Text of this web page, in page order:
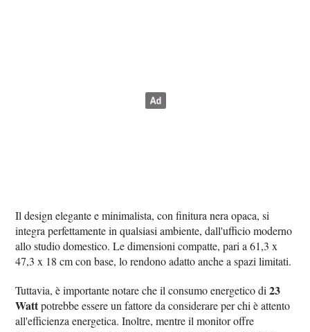
Il design elegante e minimalista, con finitura nera opaca, si
integra perfettamente in qualsiasi ambiente, dall'ufficio moderno
allo studio domestico. Le dimensioni compatte, pari a 61,3 x
47,3 x 18 cm con base, lo rendono adatto anche a spazi limitati.
Tuttavia, è importante notare che il consumo energetico di23
Wattpotrebbe essere un fattore da considerare per chi è attento
all'efficienza energetica. Inoltre, mentre il monitor offre